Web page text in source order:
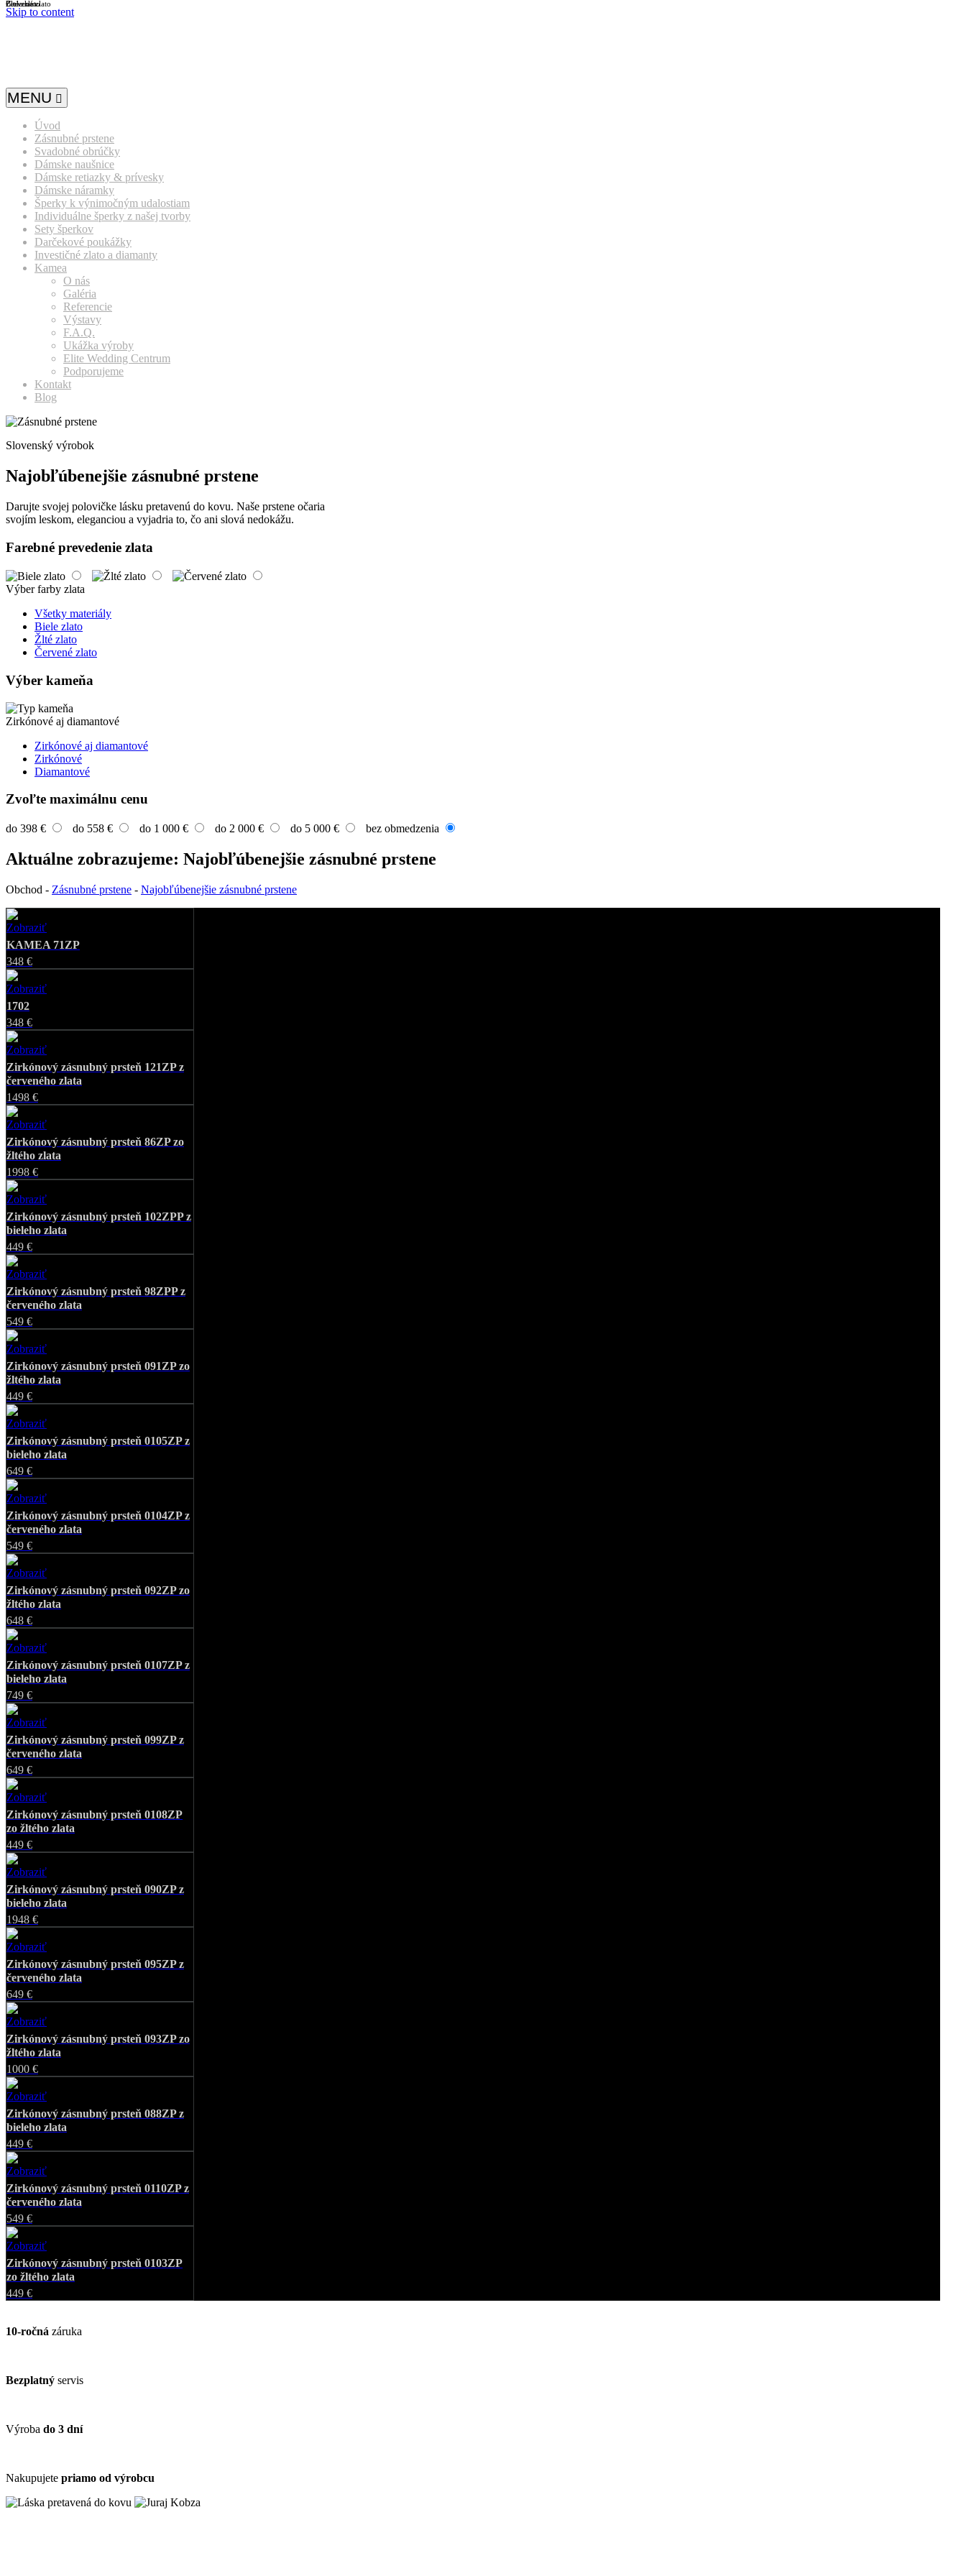
Skip to content
MENU
Úvod
Zásnubné prstene
Svadobné obrúčky
Dámske naušnice
Dámske retiazky & prívesky
Dámske náramky
Šperky k výnimočným udalostiam
Individuálne šperky z našej tvorby
Sety šperkov
Darčekové poukážky
Investičné zlato a diamanty
Kamea
O nás
Galéria
Referencie
Výstavy
F.A.Q.
Ukážka výroby
Elite Wedding Centrum
Podporujeme
Kontakt
Blog
Slovenský výrobok
Najobľúbenejšie zásnubné prstene
Darujte svojej polovičke lásku pretavenú do kovu. Naše prstene očaria
svojím leskom, eleganciou a vyjadria to, čo ani slová nedokážu.
Farebné prevedenie zlata
Biele zlato
Žlté zlato
Červené zlato
Výber farby zlata
Všetky materiály
Biele zlato
Žlté zlato
Červené zlato
Výber kameňa
Zirkónové aj diamantové
Zirkónové aj diamantové
Zirkónové
Diamantové
Zvoľte maximálnu cenu
do 398 € do 558 € do 1 000 € do 2 000 € do 5 000 € bez obmedzenia
Aktuálne zobrazujeme: Najobľúbenejšie zásnubné prstene
Obchod - Zásnubné prstene - Najobľúbenejšie zásnubné prstene
Zobraziť
KAMEA 71ZP
348 €
Zobraziť
1702
348 €
Zobraziť
Zirkónový zásnubný prsteň 121ZP z
červeného zlata
1498 €
Zobraziť
Zirkónový zásnubný prsteň 86ZP zo
žltého zlata
1998 €
Zobraziť
Zirkónový zásnubný prsteň 102ZPP z
bieleho zlata
449 €
Zobraziť
Zirkónový zásnubný prsteň 98ZPP z
červeného zlata
549 €
Zobraziť
Zirkónový zásnubný prsteň 091ZP zo
žltého zlata
449 €
Zobraziť
Zirkónový zásnubný prsteň 0105ZP z
bieleho zlata
649 €
Zobraziť
Zirkónový zásnubný prsteň 0104ZP z
červeného zlata
549 €
Zobraziť
Zirkónový zásnubný prsteň 092ZP zo
žltého zlata
648 €
Zobraziť
Zirkónový zásnubný prsteň 0107ZP z
bieleho zlata
749 €
Zobraziť
Zirkónový zásnubný prsteň 099ZP z
červeného zlata
649 €
Zobraziť
Zirkónový zásnubný prsteň 0108ZP
zo žltého zlata
449 €
Zobraziť
Zirkónový zásnubný prsteň 090ZP z
bieleho zlata
1948 €
Zobraziť
Zirkónový zásnubný prsteň 095ZP z
červeného zlata
649 €
Zobraziť
Zirkónový zásnubný prsteň 093ZP zo
žltého zlata
1000 €
Zobraziť
Zirkónový zásnubný prsteň 088ZP z
bieleho zlata
449 €
Zobraziť
Zirkónový zásnubný prsteň 0110ZP z
červeného zlata
549 €
Zobraziť
Zirkónový zásnubný prsteň 0103ZP
zo žltého zlata
449 €
10-ročná záruka
Bezplatný servis
Výroba do 3 dní
Nakupujete priamo od výrobcu